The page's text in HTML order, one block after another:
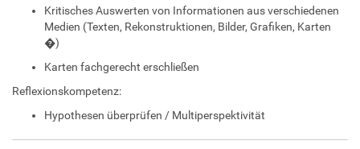
Kritisches Auswerten von Informationen aus verschiedenen
Medien (Texten, Rekonstruktionen, Bilder, Grafiken, Karten
�)
Karten fachgerecht erschließen
Reflexionskompetenz:
Hypothesen überprüfen / Multiperspektivität